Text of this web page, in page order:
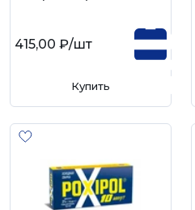
415,00 ₽/шт
Купить